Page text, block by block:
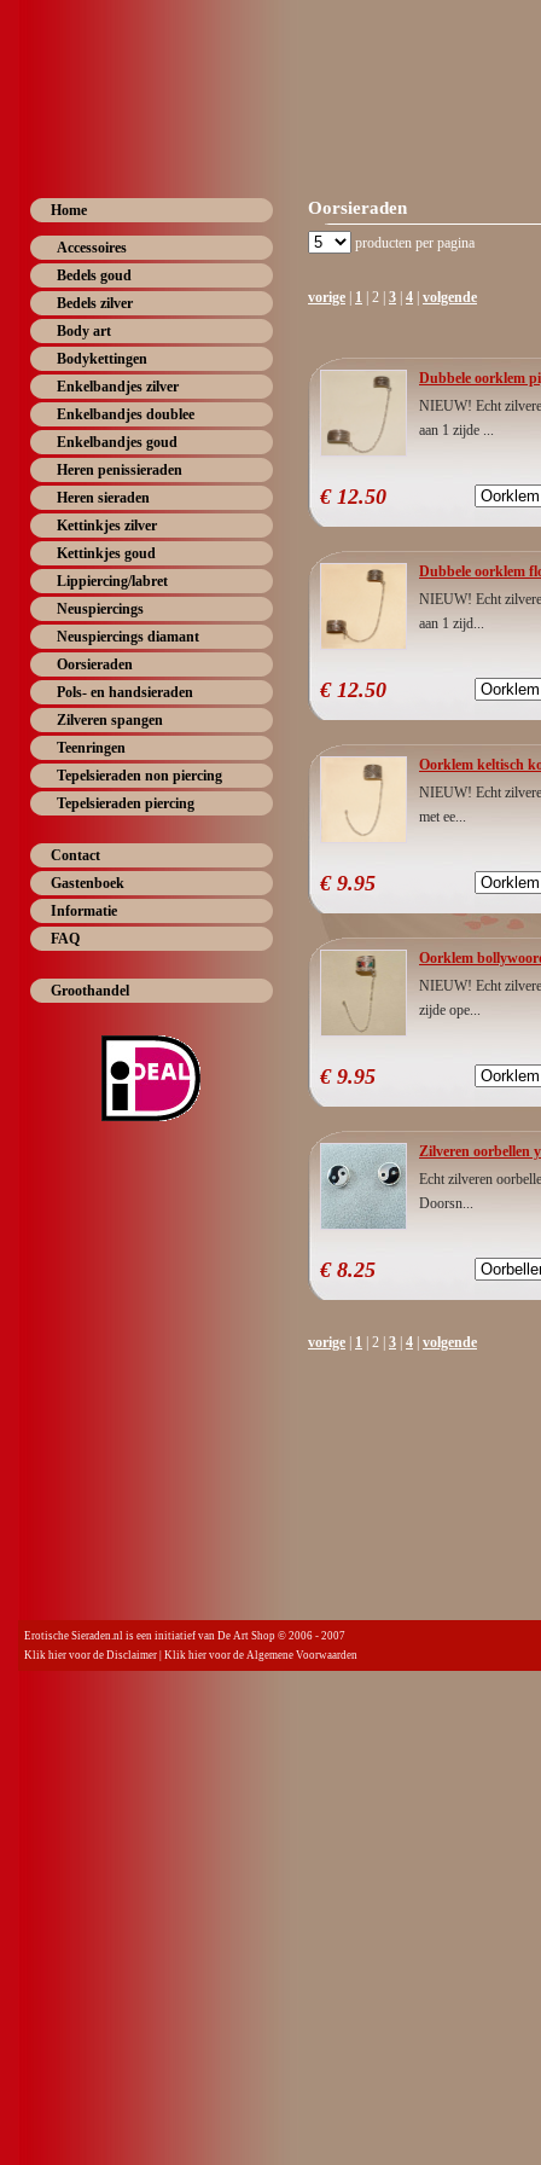
Home
Accessoires
Bedels goud
Bedels zilver
Body art
Bodykettingen
Enkelbandjes zilver
Enkelbandjes doublee
Enkelbandjes goud
Heren penissieraden
Heren sieraden
Kettinkjes zilver
Kettinkjes goud
Lippiercing/labret
Neuspiercings
Neuspiercings diamant
Oorsieraden
Pols- en handsieraden
Zilveren spangen
Teenringen
Tepelsieraden non piercing
Tepelsieraden piercing
Contact
Gastenboek
Informatie
FAQ
Groothandel
Oorsieraden
producten per pagina
vorige 1 | 2 | 3 4 volgende
Dubbele oorklem
NIEUW! Echt
aan 1 zijde ...
€ 12.50
Dubbele oorklem
NIEUW! Echt
aan 1 zijd...
€ 12.50
Oorklem keltisch
NIEUW! Echt
met ee...
€ 9.95
Oorklem
NIEUW! Echt
zijde ope...
€ 9.95
Zilveren oorbellen
Echt zilveren
Doorsn...
€ 8.25
vorige 1 | 2 | 3 4 volgende
Erotische Sieraden.nl is een initiatief van De Art Shop © 2006 - 2007
Klik hier voor de Disclaimer Klik hier voor de Algemene Voorwaarden